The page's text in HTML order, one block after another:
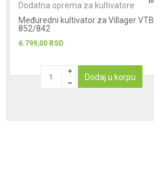
Dodatna oprema za kultivatore
Međuredni kultivator za Villager VTB
852/842
6.799,00 RSD
Dodaj u korpu